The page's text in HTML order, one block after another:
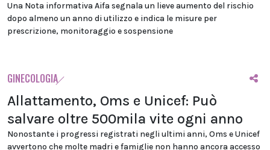
Una Nota informativa Aifa segnala un lieve aumento del rischio
dopo almeno un anno di utilizzo e indica le misure per
prescrizione, monitoraggio e sospensione
GINECOLOGIA
Allattamento, Oms e Unicef: Può
salvare oltre 500mila vite ogni anno
Nonostante i progressi registrati negli ultimi anni, Oms e Unicef
avvertono che molte madri e famiglie non hanno ancora accesso